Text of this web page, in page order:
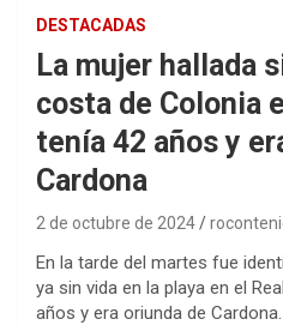
DESTACADAS
La mujer hallada
costa de Colonia
tenía 42 años y
Cardona
2 de octubre de 2024
En la tarde del martes fue
ya sin vida en la playa en el
años y era oriunda de